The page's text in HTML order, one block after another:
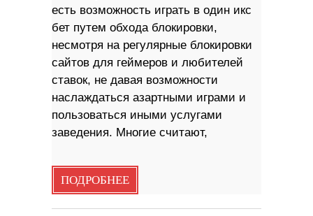
есть возможность играть в один икс
бет путем обхода блокировки,
несмотря на регулярные блокировки
сайтов для геймеров и любителей
ставок, не давая возможности
наслаждаться азартными играми и
пользоваться иными услугами
заведения. Многие считают,
ПОДРОБНЕЕ